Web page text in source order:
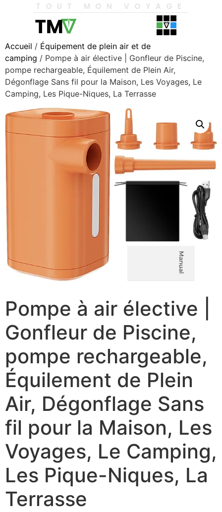
TOUT MON VOYAGE
Accueil / Équipement de plein air et de
camping / Pompe à air élective | Gonfleur de Piscine,
pompe rechargeable, Équilement de Plein Air,
Dégonflage Sans fil pour la Maison, Les Voyages, Le
Camping, Les Pique-Niques, La Terrasse
Pompe à air élective |
Gonfleur de Piscine,
pompe rechargeable,
Équilement de Plein
Air, Dégonflage Sans
fil pour la Maison, Les
Voyages, Le Camping,
Les Pique-Niques, La
Terrasse